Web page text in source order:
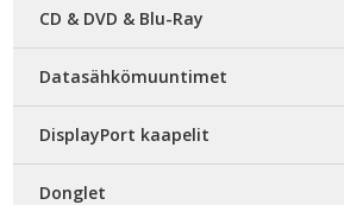
CD & DVD & Blu-Ray
Datasähkömuuntimet
DisplayPort kaapelit
Donglet